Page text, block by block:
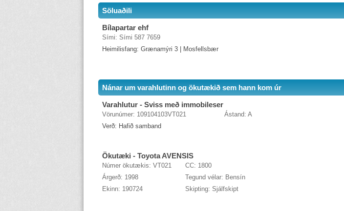
Söluaðili
Bílapartar ehf
Sími: Sími 587 7659
Heimilisfang: Grænamýri 3 | Mosfellsbær
Nánar um varahlutinn og ökutækið sem hann kom úr
Varahlutur - Sviss með immobileser
Vörunúmer: 109104103VT021
Ástand: A
Verð: Hafið samband
Ökutæki - Toyota AVENSIS
Númer ökutækis: VT021
CC: 1800
Árgerð: 1998
Tegund vélar: Bensín
Ekinn: 190724
Skipting: Sjálfskipt